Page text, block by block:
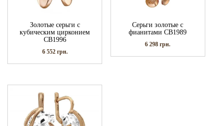
Золотые серьги с
кубическим цирконием
СВ1996
6 552 грн.
Серьги золотые с
фианитами СВ1989
6 298грн.